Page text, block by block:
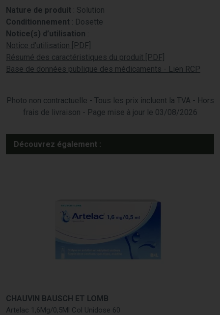
Nature de produit : Solution
Conditionnement : Dosette
Notice(s) d’utilisation :
Notice d’utilisation [PDF]
Résumé des caractéristiques du produit [PDF]
Base de données publique des médicaments - Lien RCP
Photo non contractuelle - Tous les prix incluent la TVA - Hors
frais de livraison - Page mise à jour le 03/08/2026
Découvrez également :
CHAUVIN BAUSCH ET LOMB
Artelac 1,6Mg/0,5Ml Col Unidose 60